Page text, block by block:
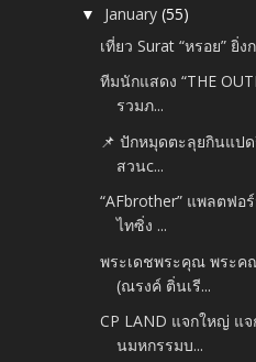
▼ January(55)
เที่ยว Surat “หรอย” ยิ่
ทีมนักแสดง “THE
รวมภ...
📌 ปักหมุดตะลุยกินแป
สวนc...
“AFbrother” แพลตฟอ
ไทซิ่ง ...
พระเดชพระคุณ พระค
(ณรงค์ ติ่นเรี...
CP LAND แจกใหญ่ แ
นมหกรรมบ...